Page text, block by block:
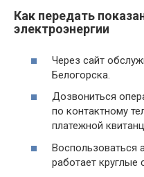
Как передать
электроэнергии
Через сайт
Белогорска.
Дозвониться
по контактному
платежной
Воспользоваться
работает круглые